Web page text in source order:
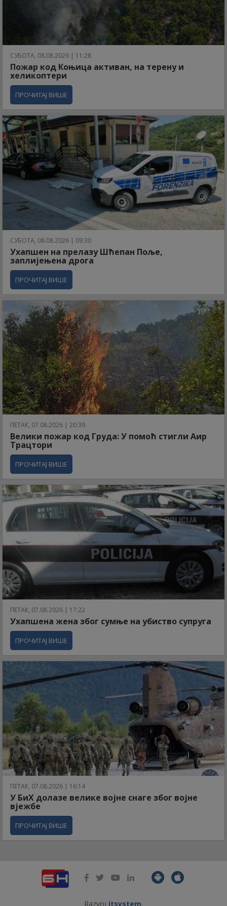
СУБОТА, 08.08.2026 | 11:28
Пожар код Коњица активан, на терену и
хеликоптери
ПРОЧИТАЈ ВИШЕ
СУБОТА, 08.08.2026 | 09:30
Ухапшен на прелазу Шћепан Поље,
заплијењена дрога
ПРОЧИТАЈ ВИШЕ
ПЕТАК, 07.08.2026 | 20:39
Велики пожар код Груда: У помоћ стигли Аир
Трацтори
ПРОЧИТАЈ ВИШЕ
ПЕТАК, 07.08.2026 | 17:22
Ухапшена жена због сумње на убиство супруга
ПРОЧИТАЈ ВИШЕ
ПЕТАК, 07.08.2026 | 16:14
У БиХ долазе велике војне снаге због војне
вјежбе
ПРОЧИТАЈ ВИШЕ
Razvoj itsystem.